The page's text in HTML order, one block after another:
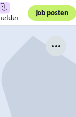
Job posten